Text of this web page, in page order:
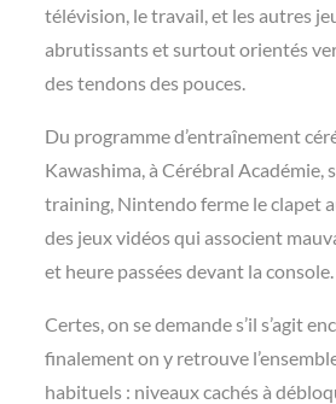
télévision, le travail, et les autres
abrutissants et surtout orientés
des tendons des pouces.
Du programme d’entraînement
Kawashima, à Cérébral Académie,
training, Nintendo ferme le clapet
des jeux vidéos qui associent
et heure passées devant la console.
Certes, on se demande s’il s’agit
finalement on y retrouve
habituels : niveaux cachés à